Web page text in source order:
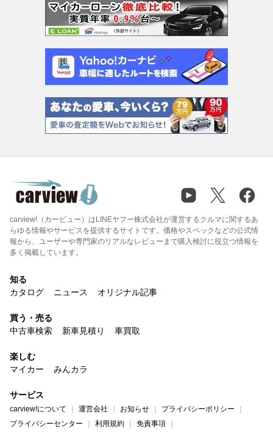
carview!（カービュー）はLINEヤフー株式会社が運営するクルマに関するあ
らゆる情報やサービスを提供するサイトです。価格やスペックなどの公式情
報から、ユーザーや専門家のリアルなレビューまで購入検討に役立つ情報を
多く掲載しています。
知る
カタログ
ニュース オリジナル記事
買う・売る
中古車検索
新車見積り 車買取
楽しむ
マイカー
みんカラ
サービス
carview!について 運営会社 お知らせ
プライバシーポリシー
プライバシーセンター
利用規約
免責事項